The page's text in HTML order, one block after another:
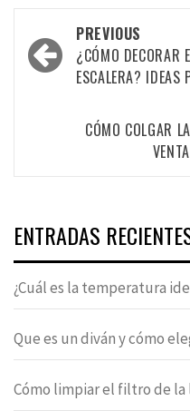
Post
navigation
PREVIOUS
¿CÓMO DECORAR
ESCALERA? IDEAS
CÓMO COLGAR
ENTRADAS
¿Cuál es la temperatura
Que es un diván y cómo
Cómo limpiar el filtro de la